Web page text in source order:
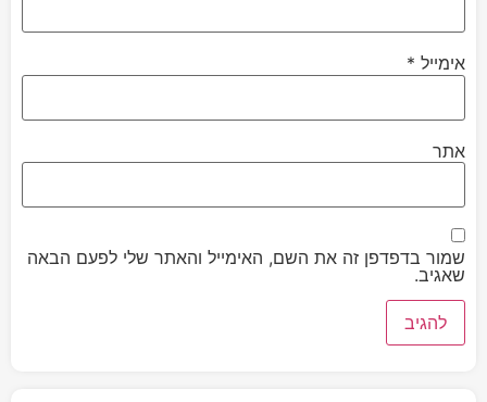
אימייל *
אתר
שמור בדפדפן זה את השם, האימייל והאתר שלי לפעם הבאה
שאגיב.